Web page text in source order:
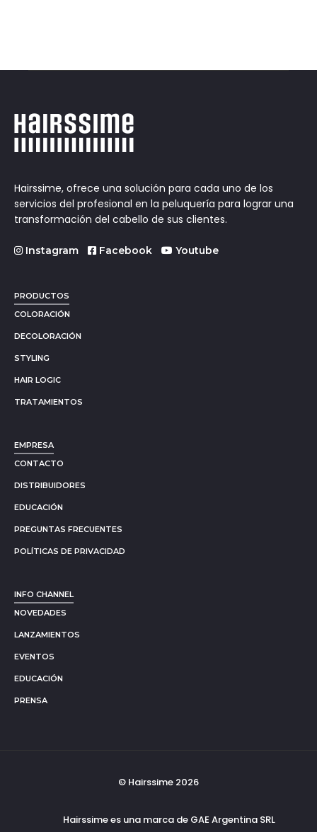
Hairssime, ofrece una solución para cada uno de los
servicios del profesional en la peluquería para lograr una
transformación del cabello de sus clientes.
Instagram Facebook Youtube
PRODUCTOS
COLORACIÓN
DECOLORACIÓN
STYLING
HAIR LOGIC
TRATAMIENTOS
EMPRESA
CONTACTO
DISTRIBUIDORES
EDUCACIÓN
PREGUNTAS FRECUENTES
POLÍTICAS DE PRIVACIDAD
INFO CHANNEL
NOVEDADES
LANZAMIENTOS
EVENTOS
EDUCACIÓN
PRENSA
© Hairssime 2026
Hairssime es una marca de GAE Argentina SRL